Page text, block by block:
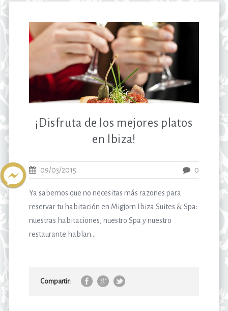
¡Disfruta de los mejores platos
en Ibiza!
09/03/2015 0
Ya sabemos que no necesitas más razones para
reservar tu habitación en Migjorn Ibiza Suites & Spa:
nuestras habitaciones, nuestro Spa y nuestro
restaurante hablan...
Compartir: